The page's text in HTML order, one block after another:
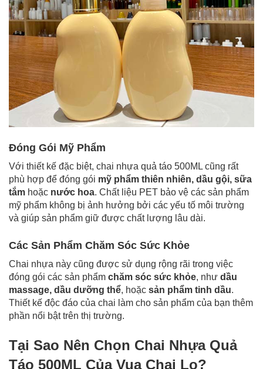
Đóng Gói Mỹ Phẩm
Với thiết kế đặc biệt, chai nhựa quả táo 500ML cũng rất
phù hợp để đóng gói mỹ phẩm thiên nhiên, dầu gội, sữa
tắm hoặc nước hoa. Chất liệu PET bảo vệ các sản phẩm
mỹ phẩm không bị ảnh hưởng bởi các yếu tố môi trường
và giúp sản phẩm giữ được chất lượng lâu dài.
Các Sản Phẩm Chăm Sóc Sức Khỏe
Chai nhựa này cũng được sử dụng rộng rãi trong việc
đóng gói các sản phẩm chăm sóc sức khỏe, như dầu
massage, dầu dưỡng thể, hoặc sản phẩm tinh dầu.
Thiết kế độc đáo của chai làm cho sản phẩm của bạn thêm
phần nổi bật trên thị trường.
Tại Sao Nên Chọn Chai Nhựa Quả
Táo 500ML Của Vua Chai Lọ?